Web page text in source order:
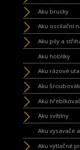
Aku brusky
Aku oscilační
Aku pily a
Aku hoblíky
Aku rázové
Aku
Aku
Aku svítilny
Aku vysavače
Aku výtlačné